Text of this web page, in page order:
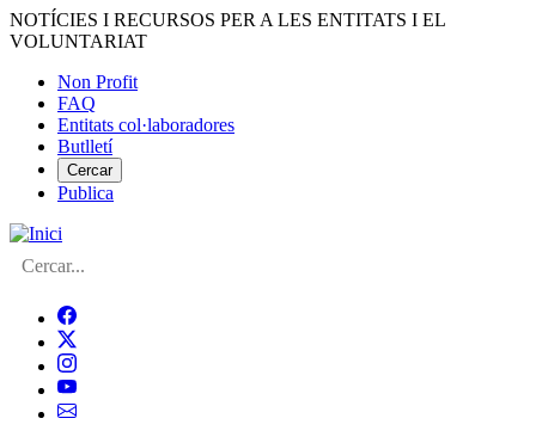
Vés
al
NOTÍCIES I RECURSOS PER A LES ENTITATS I EL
VOLUNTARIAT
Menú
del
compte
d'usuari
Non Profit
FAQ
Entitats col·laboradores
Butlletí
Cercar
Publica
Cerca